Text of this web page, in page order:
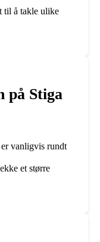
til å takle ulike
på Stiga
vanligvis rundt
et større